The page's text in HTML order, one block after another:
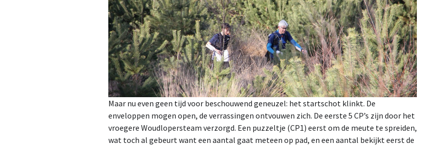
Maar nu even geen tijd voor beschouwend geneuzel: het startschot klinkt. De
enveloppen mogen open, de verrassingen ontvouwen zich. De eerste 5 CP’s zijn door het
vroegere Woudlopersteam verzorgd. Een puzzeltje (CP1) eerst om de meute te spreiden,
wat toch al gebeurt want een aantal gaat meteen op pad, en een aantal bekijkt eerst de